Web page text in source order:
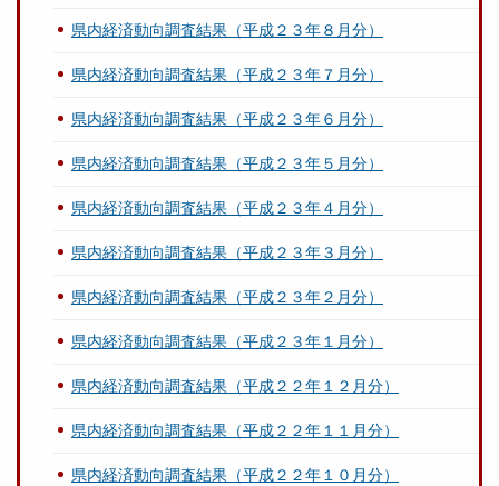
県内経済動向調査結果（平成２３年８月分）
県内経済動向調査結果（平成２３年７月分）
県内経済動向調査結果（平成２３年６月分）
県内経済動向調査結果（平成２３年５月分）
県内経済動向調査結果（平成２３年４月分）
県内経済動向調査結果（平成２３年３月分）
県内経済動向調査結果（平成２３年２月分）
県内経済動向調査結果（平成２３年１月分）
県内経済動向調査結果（平成２２年１２月分）
県内経済動向調査結果（平成２２年１１月分）
県内経済動向調査結果（平成２２年１０月分）